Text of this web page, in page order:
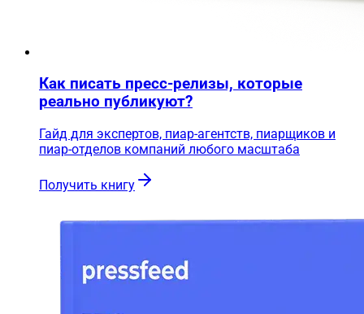
Как писать пресс-релизы, которые
реально публикуют?
Гайд для экспертов, пиар-агентств, пиарщиков и
пиар-отделов компаний любого масштаба
Получить книгу